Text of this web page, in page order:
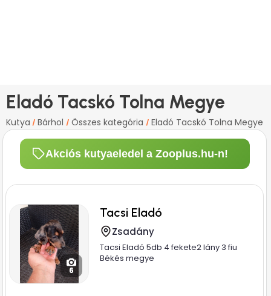
Eladó Tacskó Tolna Megye
Kutya / Bárhol / Összes kategória / Eladó Tacskó Tolna Megye
Akciós kutyaeledel a Zooplus.hu-n!
6
Tacsi Eladó
Zsadány
Tacsi Eladó 5db 4 fekete2 lány 3 fiu
Békés megye